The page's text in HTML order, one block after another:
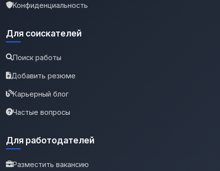
Конфиденциальность
Для соискателей
Поиск работы
Добавить резюме
Карьерный блог
Частые вопросы
Для работодателей
Разместить вакансию